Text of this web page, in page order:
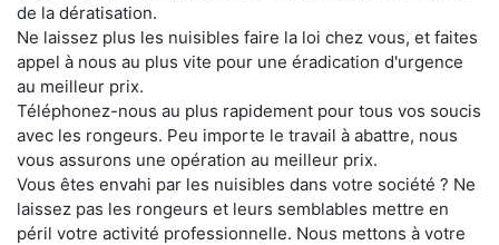
de la dératisation.
Ne laissez plus les nuisibles faire la loi chez vous, et faites
appel à nous au plus vite pour une éradication d'urgence
au meilleur prix.
Téléphonez-nous au plus rapidement pour tous vos soucis
avec les rongeurs. Peu importe le travail à abattre, nous
vous assurons une opération au meilleur prix.
Vous êtes envahi par les nuisibles dans votre société ? Ne
laissez pas les rongeurs et leurs semblables mettre en
péril votre activité professionnelle. Nous mettons à votre